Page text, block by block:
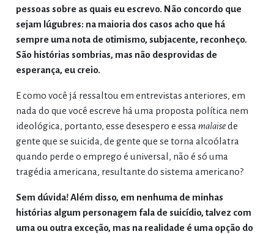
pessoas sobre as quais eu escrevo. Não concordo que
sejam lúgubres: na maioria dos casos acho que há
sempre uma nota de otimismo, subjacente, reconheço.
São histórias sombrias, mas não desprovidas de
esperança, eu creio.
E como você já ressaltou em entrevistas anteriores, em
nada do que você escreve há uma proposta política nem
ideológica, portanto, esse desespero e essa malaisede
gente que se suicida, de gente que se torna alcoólatra
quando perde o emprego é universal, não é só uma
tragédia americana, resultante do sistema americano?
Sem dúvida! Além disso, em nenhuma de minhas
histórias algum personagem fala de suicídio, talvez com
uma ou outra exceção, mas na realidade é uma opção do